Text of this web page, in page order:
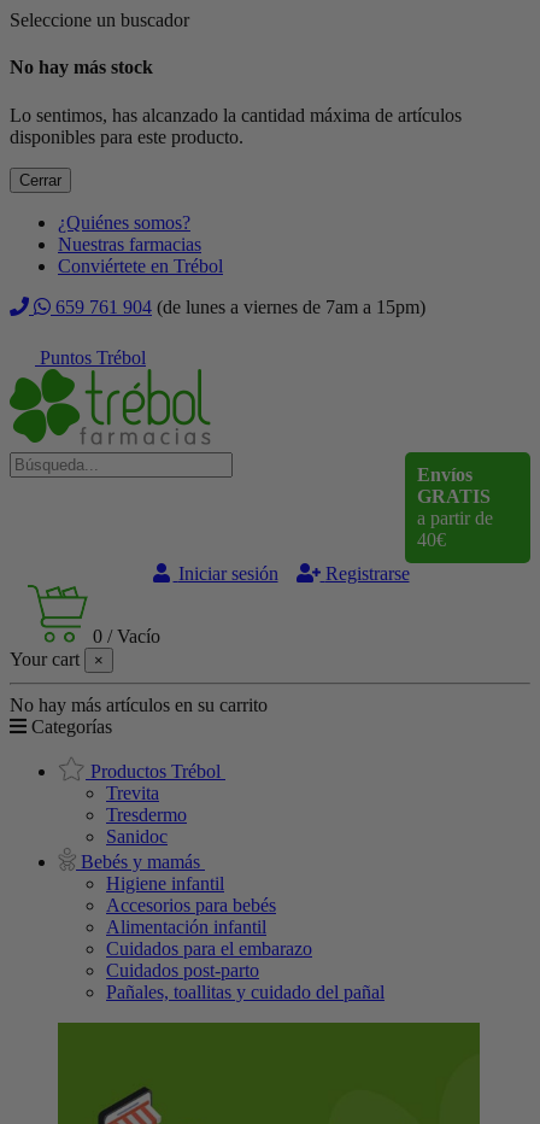
Seleccione un buscador
No hay más stock
Lo sentimos, has alcanzado la cantidad máxima de artículos
disponibles para este producto.
Cerrar
¿Quiénes somos?
Nuestras farmacias
Conviértete en Trébol
659 761 904 (de lunes a viernes de 7am a 15pm)
Puntos Trébol
Envíos
GRATIS
a partir de
40€
Iniciar sesión
Registrarse
0 /Vacío
Your cart
×
No hay más artículos en su carrito
Categorías
Productos Trébol
Trevita
Tresdermo
Sanidoc
Bebés y mamás
Higiene infantil
Accesorios para bebés
Alimentación infantil
Cuidados para el embarazo
Cuidados post-parto
Pañales, toallitas y cuidado del pañal